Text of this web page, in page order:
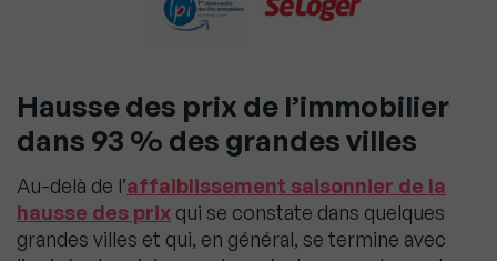
Hausse des prix de l’immobilier
dans 93 % des grandes villes
Au-delà de l’affaiblissement saisonnier de la
hausse des prix qui se constate dans quelques
grandes villes et qui, en général, se termine avec